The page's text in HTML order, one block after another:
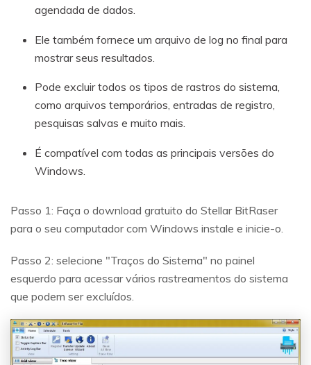
agendada de dados.
Ele também fornece um arquivo de log no final para
mostrar seus resultados.
Pode excluir todos os tipos de rastros do sistema,
como arquivos temporários, entradas de registro,
pesquisas salvas e muito mais.
É compatível com todas as principais versões do
Windows.
Passo 1: Faça o download gratuito do Stellar BitRaser
para o seu computador com Windows instale e inicie-o.
Passo 2: selecione "Traços do Sistema" no painel
esquerdo para acessar vários rastreamentos do sistema
que podem ser excluídos.